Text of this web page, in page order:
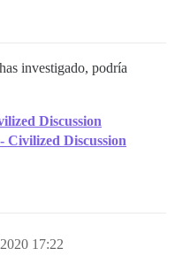
investigado, podría
Discussion
Civilized Discussion
17:22